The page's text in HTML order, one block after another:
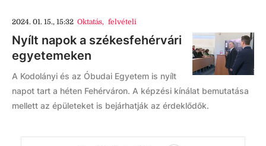
2024. 01. 15., 15:32 Oktatás, felvételi
Nyílt napok a székesfehérvári
egyetemeken
A Kodolányi és az Óbudai Egyetem is nyílt
napot tart a héten Fehérváron. A képzési kínálat bemutatása
mellett az épületeket is bejárhatják az érdeklődők.